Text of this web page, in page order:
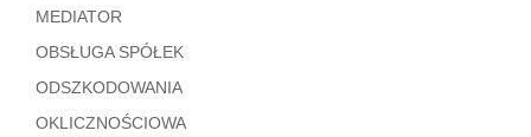
MEDIATOR
OBSŁUGA SPÓŁEK
ODSZKODOWANIA
OKLICZNOŚCIOWA